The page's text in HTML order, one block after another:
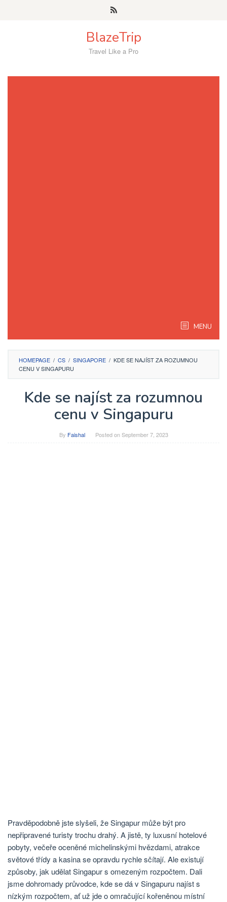
BlazeTrip
Travel Like a Pro
MENU
HOMEPAGE / CS / SINGAPORE / KDE SE NAJÍST ZA ROZUMNOU
CENU V SINGAPURU
Kde se najíst za rozumnou
cenu v Singapuru
By Faishal Posted onSeptember 7, 2023
Pravděpodobně jste slyšeli, že Singapur může být pro
nepřipravené turisty trochu drahý. A jistě, ty luxusní hotelové
pobyty, večeře oceněné michelinskými hvězdami, atrakce
světové třídy a kasina se opravdu rychle sčítají. Ale existují
způsoby, jak udělat Singapur s omezeným rozpočtem. Dali
jsme dohromady průvodce, kde se dá v Singapuru najíst s
nízkým rozpočtem, ať už jde o omračující kořeněnou místní